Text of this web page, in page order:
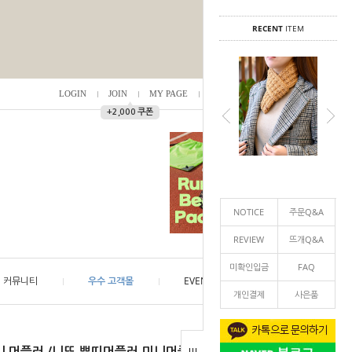
RECENTITEM
NOTICE 주문Q&A
REVIEW 뜨개Q&A
미확인입금 FAQ
개인결제 사은품
LOGIN
JOIN
▲
+2,000 쿠폰
MY PAGE / 0
커뮤니티 우수 고객몰 EVENT